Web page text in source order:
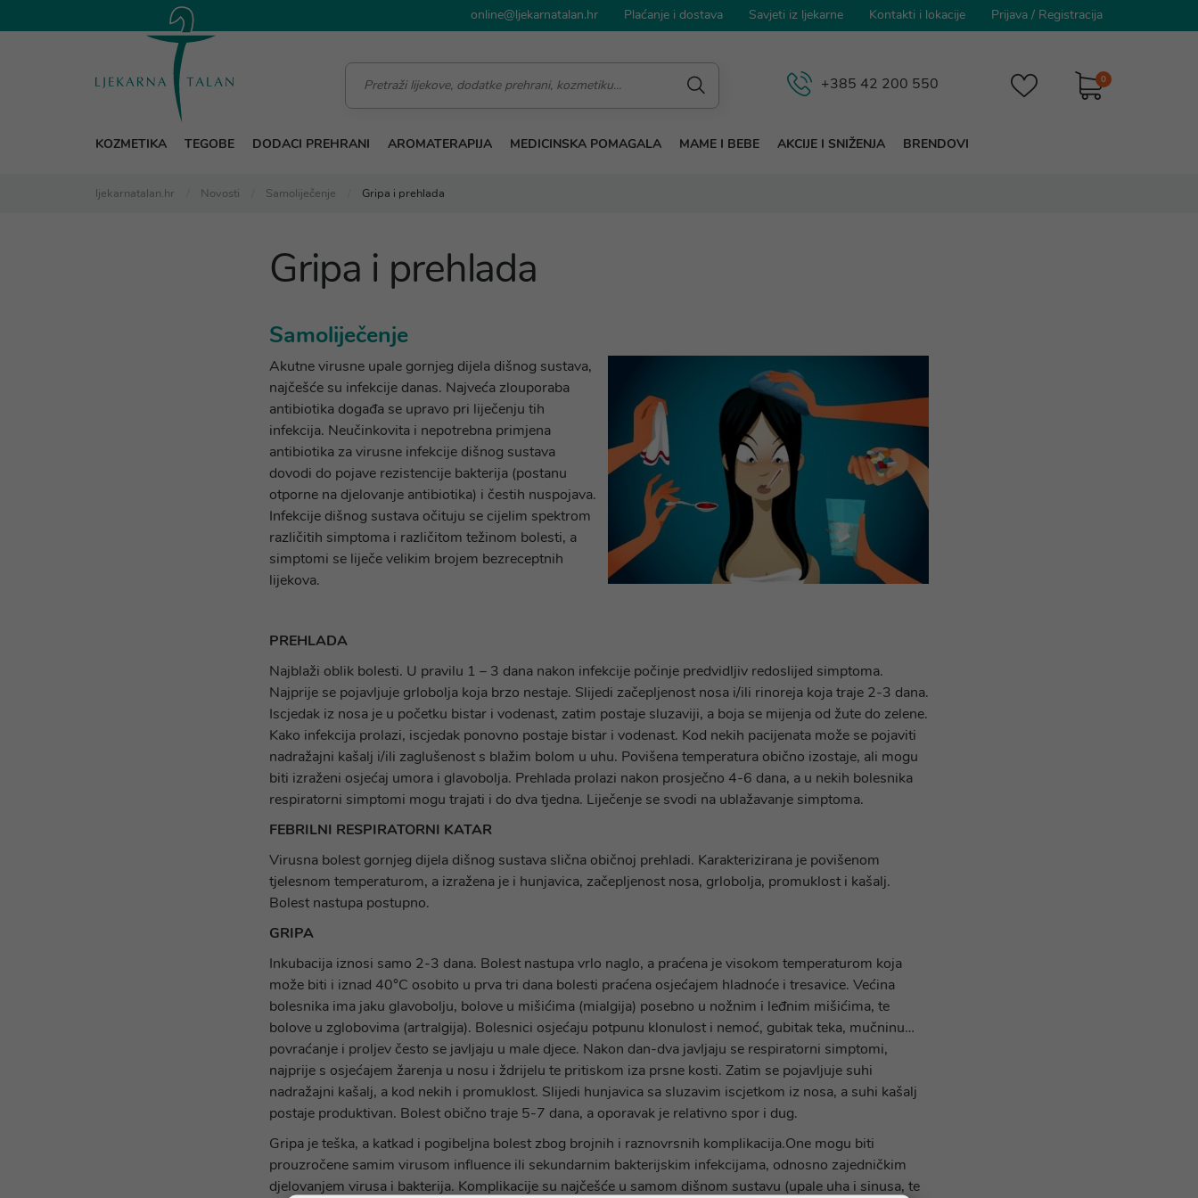
online@ljekarnatalan.hr Plaćanje i dostava Savjeti iz ljekarne Kontakti i lokacije Prijava / Registracija
0
+385 42 200 550
KOZMETIKA TEGOBE DODACI PREHRANI AROMATERAPIJA MEDICINSKA POMAGALA MAME I BEBE AKCIJE I SNIŽENJA BRENDOVI
ljekarnatalan.hr Novosti Samoliječenje Gripa i prehlada
Gripa i prehlada
Samoliječenje
Akutne virusne upale gornjeg dijela dišnog sustava,
najčešće su infekcije danas. Najveća zlouporaba
antibiotika događa se upravo pri liječenju tih
infekcija. Neučinkovita i nepotrebna primjena
antibiotika za virusne infekcije dišnog sustava
dovodi do pojave rezistencije bakterija (postanu
otporne na djelovanje antibiotika) i čestih nuspojava.
Infekcije dišnog sustava očituju se cijelim spektrom
različitih simptoma i različitom težinom bolesti, a
simptomi se liječe velikim brojem bezreceptnih
lijekova.
PREHLADA
Najblaži oblik bolesti. U pravilu 1 – 3 dana nakon infekcije počinje predvidljiv redoslijed simptoma.
Najprije se pojavljuje grlobolja koja brzo nestaje. Slijedi začepljenost nosa i/ili rinoreja koja traje 2-3 dana.
Iscjedak iz nosa je u početku bistar i vodenast, zatim postaje sluzaviji, a boja se mijenja od žute do zelene.
Kako infekcija prolazi, iscjedak ponovno postaje bistar i vodenast. Kod nekih pacijenata može se pojaviti
nadražajni kašalj i/ili zaglušenost s blažim bolom u uhu. Povišena temperatura obično izostaje, ali mogu
biti izraženi osjećaj umora i glavobolja. Prehlada prolazi nakon prosječno 4-6 dana, a u nekih bolesnika
respiratorni simptomi mogu trajati i do dva tjedna. Liječenje se svodi na ublažavanje simptoma.
FEBRILNI RESPIRATORNI KATAR
Virusna bolest gornjeg dijela dišnog sustava slična običnoj prehladi. Karakterizirana je povišenom
tjelesnom temperaturom, a izražena je i hunjavica, začepljenost nosa, grlobolja, promuklost i kašalj.
Bolest nastupa postupno.
GRIPA
Inkubacija iznosi samo 2-3 dana. Bolest nastupa vrlo naglo, a praćena je visokom temperaturom koja
može biti i iznad 40°C osobito u prva tri dana bolesti praćena osjećajem hladnoće i tresavice. Većina
bolesnika ima jaku glavobolju, bolove u mišićima (mialgija) posebno u nožnim i leđnim mišićima, te
bolove u zglobovima (artralgija). Bolesnici osjećaju potpunu klonulost i nemoć, gubitak teka, mučninu…
povraćanje i proljev često se javljaju u male djece. Nakon dan-dva javljaju se respiratorni simptomi,
najprije s osjećajem žarenja u nosu i ždrijelu te pritiskom iza prsne kosti. Zatim se pojavljuje suhi
nadražajni kašalj, a kod nekih i promuklost. Slijedi hunjavica sa sluzavim iscjetkom iz nosa, a suhi kašalj
postaje produktivan. Bolest obično traje 5-7 dana, a oporavak je relativno spor i dug.
Gripa je teška, a katkad i pogibeljna bolest zbog brojnih i raznovrsnih komplikacija.One mogu biti
prouzročene samim virusom influence ili sekundarnim bakterijskim infekcijama, odnosno zajedničkim
djelovanjem virusa i bakterija. Komplikacije su najčešće u samom dišnom sustavu (upale uha i sinusa, te